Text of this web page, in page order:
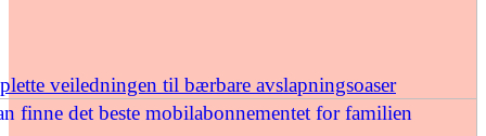
veiledningen til bærbare avslapningsoaser